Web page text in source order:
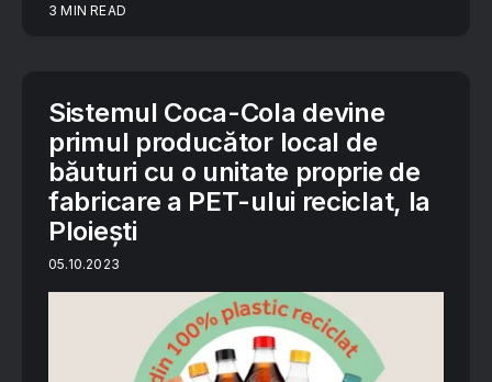
3 MIN READ
Sistemul Coca-Cola devine
primul producător local de
băuturi cu o unitate proprie de
fabricare a PET-ului reciclat, la
Ploiești
05.10.2023